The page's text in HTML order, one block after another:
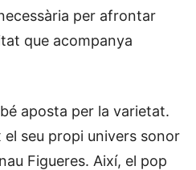
per afrontar
que acompanya
aposta per la varietat.
seu propi univers sonor
Figueres. Així, el pop